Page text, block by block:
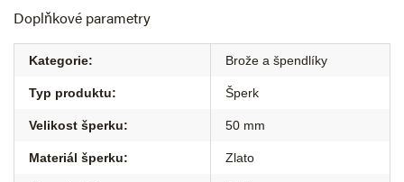
Doplňkové parametry
Kategorie: Brože a špendlíky
Typ produktu: Šperk
Velikost šperku: 50 mm
Materiál šperku: Zlato